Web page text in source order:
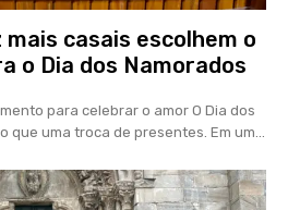
mais casais escolhem o
o Dia dos Namorados
para celebrar o amor O Dia dos
que uma troca de presentes. Em um...